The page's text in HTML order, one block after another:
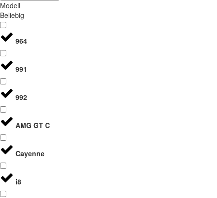
Modell
Beliebig
964
991
992
AMG GT C
Cayenne
i8